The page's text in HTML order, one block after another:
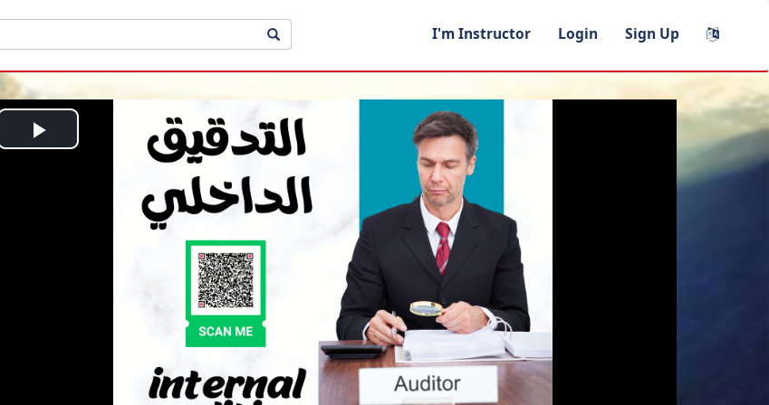
I'm Instructor Login Sign Up
Play